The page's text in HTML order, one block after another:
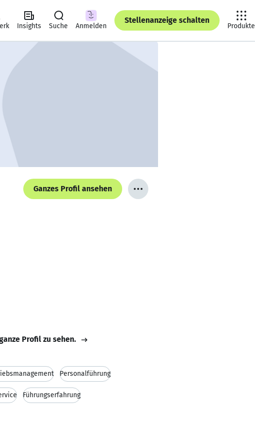
Insights Suche Anmelden
Stellenanzeige schalten
Produkte
Ganzes Profil ansehen
Profil zu sehen.
Personalführung
Führungserfahrung